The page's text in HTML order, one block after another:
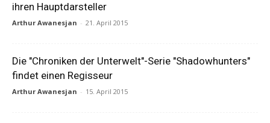
ihren Hauptdarsteller
Arthur Awanesjan - 21. April 2015
Die "Chroniken der Unterwelt"-Serie "Shadowhunters"
findet einen Regisseur
Arthur Awanesjan - 15. April 2015